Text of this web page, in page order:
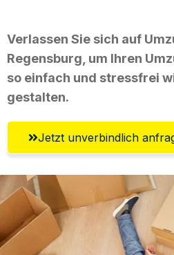
Verlassen Sie sich auf
Regensburg, um Ihren
so einfach und stressfrei
gestalten.
Jetzt unverbindlich